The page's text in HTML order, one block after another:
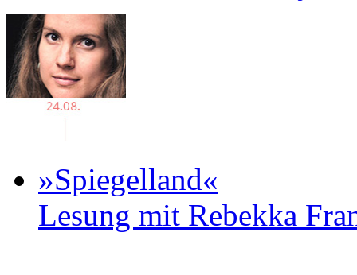
»Spiegelland«
Lesung mit Rebekka